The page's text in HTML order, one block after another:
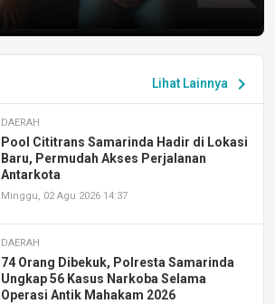
Lihat Lainnya chevron_right
DAERAH
Pool Cititrans Samarinda Hadir di Lokasi
Baru, Permudah Akses Perjalanan
Antarkota
Minggu, 02 Agu 2026 14:37
DAERAH
74 Orang Dibekuk, Polresta Samarinda
Ungkap 56 Kasus Narkoba Selama
Operasi Antik Mahakam 2026